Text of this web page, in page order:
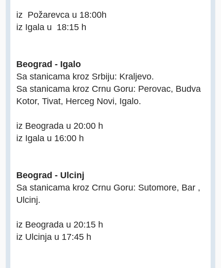
iz Požarevca u 18:00h
iz Igala u 18:15 h
Beograd - Igalo
Sa stanicama kroz Srbiju: Kraljevo.
Sa stanicama kroz Crnu Goru: Perovac, Budva
Kotor, Tivat, Herceg Novi, Igalo.
iz Beograda u 20:00 h
iz Igala u 16:00 h
Beograd - Ulcinj
Sa stanicama kroz Crnu Goru: Sutomore, Bar ,
Ulcinj.
iz Beograda u 20:15 h
iz Ulcinja u 17:45 h